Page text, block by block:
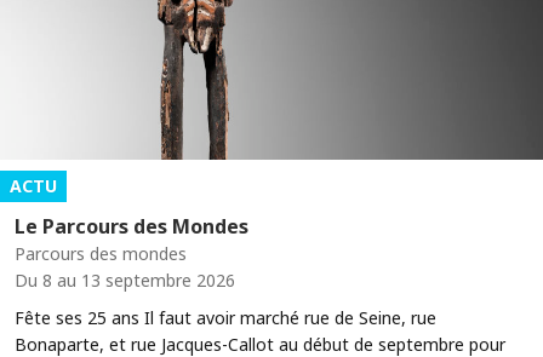
ACTU
Le Parcours des Mondes
Parcours des mondes
Du 8 au 13 septembre 2026
Fête ses 25 ans Il faut avoir marché rue de Seine, rue
Bonaparte, et rue Jacques-Callot au début de septembre pour